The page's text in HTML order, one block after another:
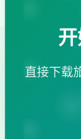
直接下载